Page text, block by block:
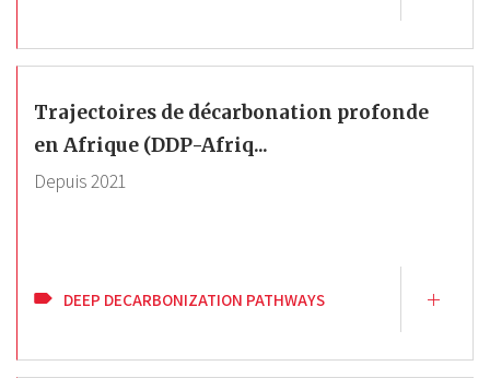
Trajectoires de décarbonation profonde
en Afrique (DDP-Afriq...
Depuis2021
DEEP DECARBONIZATION PATHWAYS